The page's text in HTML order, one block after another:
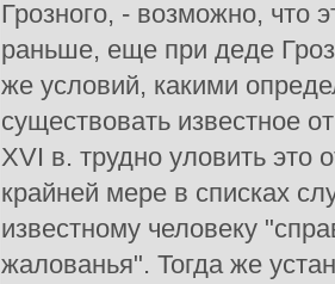
Грозного, - возможно, что
раньше, еще при деде
же условий, какими
существовать известное
XVI в. трудно уловить это
крайней мере в списках
известному человеку
жалованья". Тогда же